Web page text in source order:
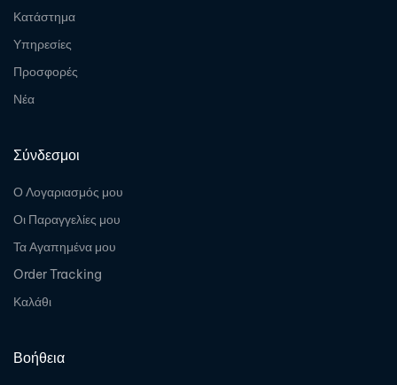
Κατάστημα
Υπηρεσίες
Προσφορές
Νέα
Σύνδεσμοι
Ο Λογαριασμός μου
Οι Παραγγελίες μου
Τα Αγαπημένα μου
Order Tracking
Καλάθι
Βοήθεια